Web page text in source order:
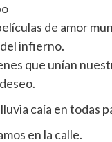
de amor
infierno.
que unían
caía en todas
en la calle.